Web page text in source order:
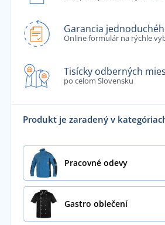
Garancia
Online formulár na rýchle
Tisícky odberných
po celom Slovensku
Produkt je zaradený v
Pracovné odevy
Gastro oblečení